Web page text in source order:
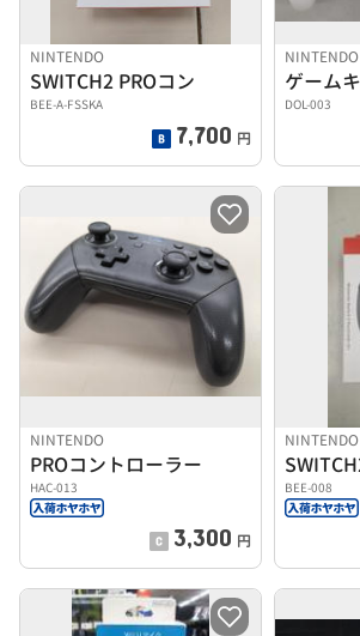
NINTENDO
SWITCH2 PROコン
BEE-A-FSSKA
7,700 円
NINTENDO
DOL-003
NINTENDO
PROコントローラー
HAC-013
3,300 円
NINTENDO
BEE-008